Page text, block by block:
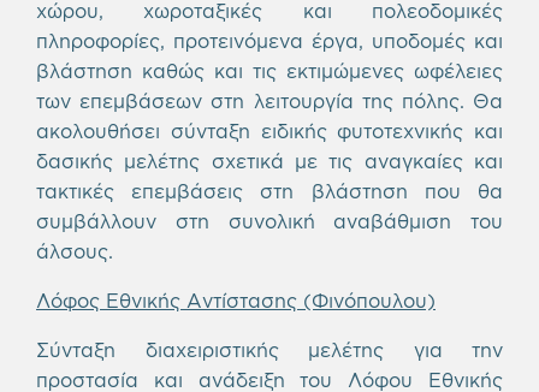
χώρου, χωροταξικές και πολεοδομικές
πληροφορίες, προτεινόμενα έργα, υποδομές και
βλάστηση καθώς και τις εκτιμώμενες ωφέλειες
των επεμβάσεων στη λειτουργία της πόλης. Θα
ακολουθήσει σύνταξη ειδικής φυτοτεχνικής και
δασικής μελέτης σχετικά με τις αναγκαίες και
τακτικές επεμβάσεις στη βλάστηση που θα
συμβάλλουν στη συνολική αναβάθμιση του
άλσους.
Λόφος Εθνικής Αντίστασης (Φινόπουλου)
Σύνταξη διαχειριστικής μελέτης για την
προστασία και ανάδειξη του Λόφου Εθνικής